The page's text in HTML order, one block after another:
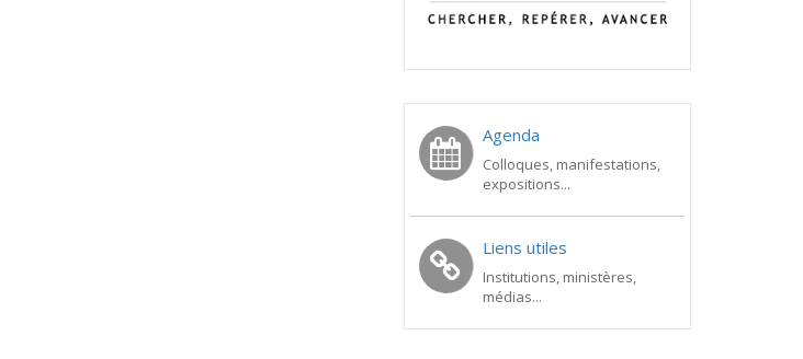
Agenda
Colloques, manifestations,
expositions...
Liens utiles
Institutions, ministères,
médias...